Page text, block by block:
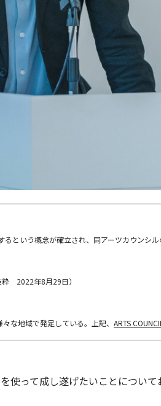
という概念が確立され、同アーツカウンシ
2022年8月29日）
な地域で発足している。上記、 ARTS
使って成し遂げたいことについ